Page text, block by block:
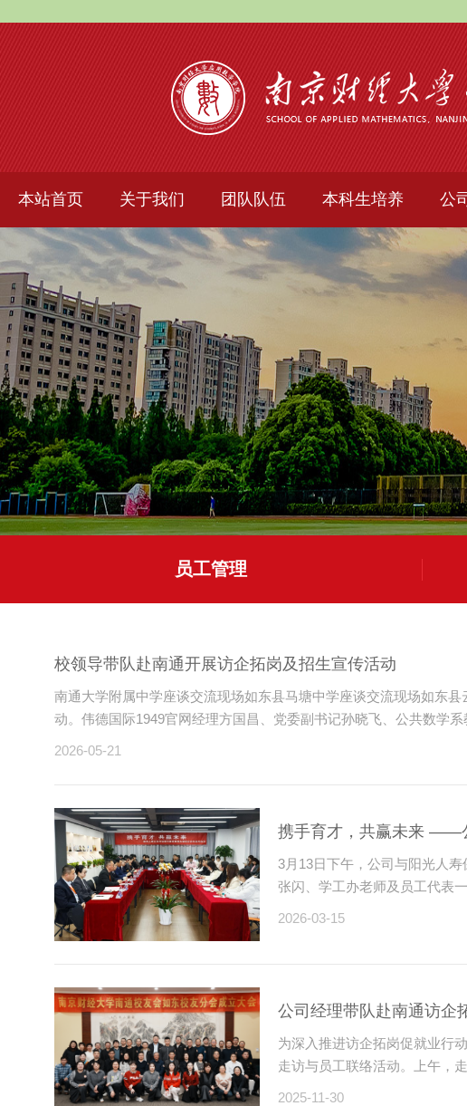
本站首页 关于我们 团队队伍 本科生培养 公
员工管理
校领导带队赴南通开展访企拓岗及招生宣传活动
南通大学附属中学座谈交流现场​如东县马塘中学座谈交流现场如东
动。伟德国际1949官网经理方国昌、党委副书记孙晓飞、公共数学
2026-05-21
携手育才，共赢未来 ——
3月13日下午，公司与阳光人
张闪、学工办老师及员工代表
2026-03-15
公司经理带队赴南通访企
为深入推进访企拓岗促就业行
走访与员工联络活动。上午，
2025-11-30